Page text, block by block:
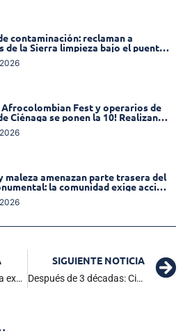
contaminación: reclaman a
de la Sierra limpieza bajo el puente
con carrera 11
Afrocolombian Fest y operarios de
Ciénaga se ponen la 10! Realizan
parte posterior del Coliseo
maleza amenazan parte trasera del
la comunidad exige acción
Ciénaga le dice no a la expansión del relleno sanitario
SIGUIENTE NOTICIA
Después de 3 décadas: Ciénaga celebra su primer cupo en taekwondo para los Juegos Nacionales de la Juventud